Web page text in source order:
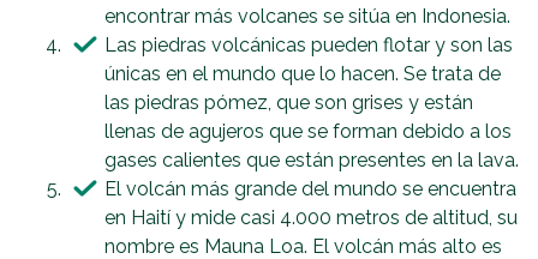
encontrar más volcanes se sitúa en Indonesia.
Las piedras volcánicas pueden flotar y son las
únicas en el mundo que lo hacen. Se trata de
las piedras pómez, que son grises y están
llenas de agujeros que se forman debido a los
gases calientes que están presentes en la lava.
El volcán más grande del mundo se encuentra
en Haití y mide casi 4.000 metros de altitud, su
nombre es Mauna Loa. El volcán más alto es